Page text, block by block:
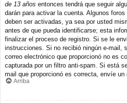
de 13 años entonces tendrá que seguir
darán para activar la cuenta. Algunos
deben ser activadas, ya sea por usted
antes de que pueda identificarse; esta
finalizar el proceso de registro. Si se le
instrucciones. Si no recibió ningún e-mail,
correo electrónico que proporcionó no es
capturada por un filtro anti-spam. Si está
mail que proporcionó es correcta, envíe
Arriba